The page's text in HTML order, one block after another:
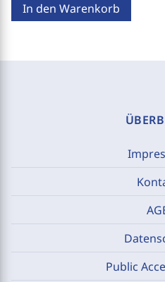
In den Warenkorb
Public